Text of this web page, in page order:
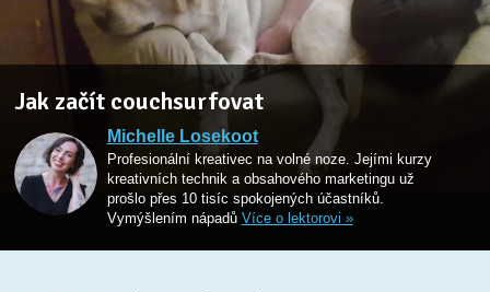
Jak začít couchsurfovat
Michelle Losekoot
Profesionální kreativec na volné noze. Jejími kurzy
kreativních technik a obsahového marketingu už
prošlo přes 10 tisíc spokojených účastníků.
Vymýšlením nápadů Více o lektorovi »